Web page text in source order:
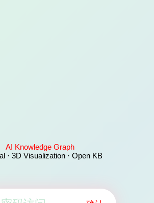
AI Knowledge Graph
· 3D Visualization · Open KB